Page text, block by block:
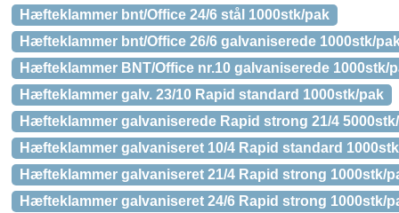
Hæfteklammer bnt/Office 24/6 stål 1000stk/pak
Hæfteklammer bnt/Office 26/6 galvaniserede 1000stk/
Hæfteklammer BNT/Office nr.10 galvaniserede 1000stk/
Hæfteklammer galv. 23/10 Rapid standard 1000stk/pak
Hæfteklammer galvaniserede Rapid strong 21/4
Hæfteklammer galvaniseret 10/4 Rapid standard
Hæfteklammer galvaniseret 21/4 Rapid strong 1000stk/
Hæfteklammer galvaniseret 24/6 Rapid strong 1000stk/